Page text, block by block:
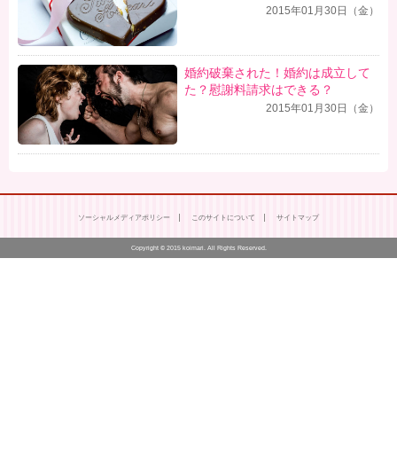
2015年01月30日（金）
婚約破棄された！婚約は成立して
た？慰謝料請求はできる？
2015年01月30日（金）
ソーシャルメディアポリシー このサイトについて サイトマップ
Copyright © 2015 koimari. All Rights Reserved.